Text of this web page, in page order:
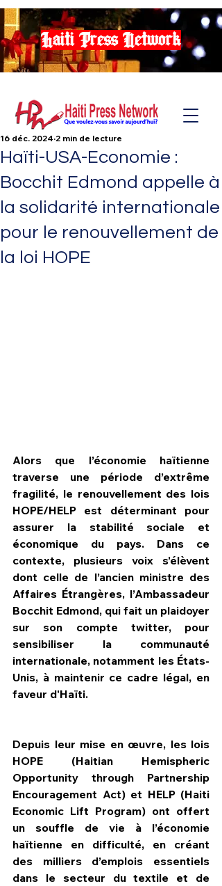
Haiti Press Network
HPN Live
Haïti-USA-Economie :
Bocchit Edmond appelle à
la solidarité internationale
pour le renouvellement de
la loi HOPE
16 déc. 2024 2 min de lecture
Alors que l’économie haïtienne
traverse une période d’extrême
fragilité, le renouvellement des lois
HOPE/HELP est déterminant pour
assurer la stabilité sociale et
économique du pays. Dans ce
contexte, plusieurs voix s’élèvent
dont celle de l’ancien ministre des
Affaires Étrangères, l’Ambassadeur
Bocchit Edmond, qui fait un plaidoyer
sur son compte twitter, pour
sensibiliser la communauté
internationale, notamment les États-
Unis, à maintenir ce cadre légal, en
faveur d'Haïti.
Depuis leur mise en œuvre, les lois
HOPE (Haitian Hemispheric
Opportunity through Partnership
Encouragement Act) et HELP (Haiti
Economic Lift Program) ont offert
un souffle de vie à l’économie
haïtienne en difficulté, en créant
des milliers d’emplois essentiels
dans le secteur du textile et de